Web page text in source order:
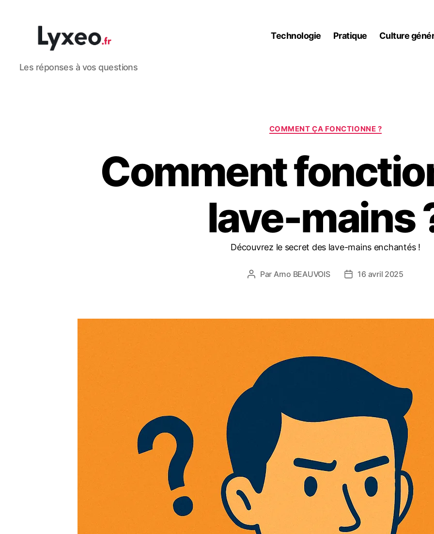
lyxeo.fr
Les réponses à vos questions
Technologie Pratique Culture
Catégories
COMMENT ÇA FONCTIONNE ?
Comment
lave-mains
Découvrez le secret des lave-mains enchantés !
Auteur
Par Arno BEAUVOIS
Date16 avril 2025